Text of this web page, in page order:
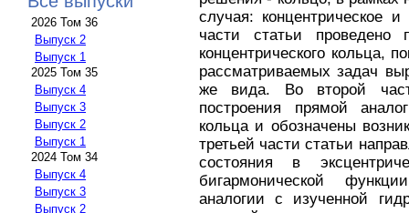
2026 Том 36
Выпуск 2
Выпуск 1
2025 Том 35
Выпуск 4
Выпуск 3
Выпуск 2
Выпуск 1
2024 Том 34
Выпуск 4
Выпуск 3
Выпуск 2
случая: концентрическое
части статьи проведено
концентрического кольца,
рассматриваемых задач
же вида. Во второй
построения прямой
кольца и обозначены
третьей части статьи
состояния в
бигармонической
аналогии с изученной